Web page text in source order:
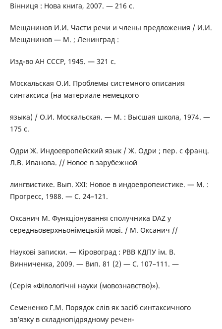
Вінниця : Нова книга, 2007. — 216 с.
Мещанинов И.И. Части речи и члены предложения / И.И.
Мещанинов — М. ; Ленинград :
Изд-во АН СССР, 1945. — 321 с.
Москальская О.И. Проблемы системного описания
синтаксиса (на материале немецкого
языка) / О.И. Москальская. — М. : Высшая школа, 1974. —
175 с.
Одри Ж. Индоевропейский язык / Ж. Одри ; пер. с франц.
Л.В. Иванова. // Новое в зарубежной
лингвистике. Вып. XXI: Новое в индоевропеистике. — М. :
Прогресс, 1988. — С. 24–121.
Оксанич М. Функціонування сполучника DAZ у
середньоверхньонімецькій мові. / М. Оксанич //
Наукові записки. — Кіровоград : РВВ КДПУ ім. В.
Винниченка, 2009. — Вип. 81 (2) — С. 107–111. —
(Серія «Філологічні науки (мовознавство)»).
Семененко Г.М. Порядок слів як засіб синтаксичного
зв’язку в складнопідрядному речен-